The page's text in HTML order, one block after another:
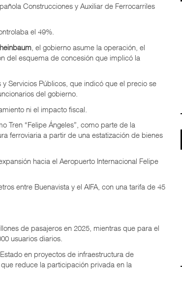
Construcciones y Auxiliar de Ferrocarriles
el 49%.
, el gobierno asume la operación, el
del esquema de concesión que implicó la
Servicios Públicos, que indicó que el precio se
del gobierno.
ni el impacto fiscal.
Tren “Felipe Ángeles”, como parte de la
ferroviaria a partir de una estatización de bienes
hacia el Aeropuerto Internacional Felipe
entre Buenavista y el AIFA, con una tarifa de 45
de pasajeros en 2025, mientras que para el
usuarios diarios.
en proyectos de infraestructura de
reduce la participación privada en la